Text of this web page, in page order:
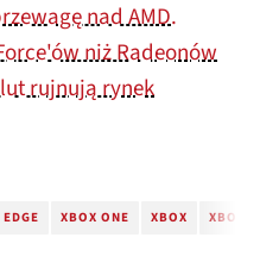
nad AMD.
niż Radeonów
rujnują rynek
XBOX ONE XBOX XBOX